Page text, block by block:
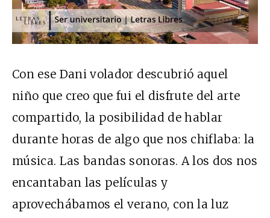
Con ese Dani volador descubrió aquel
niño que creo que fui el disfrute del arte
compartido, la posibilidad de hablar
durante horas de algo que nos chiflaba: la
música. Las bandas sonoras. A los dos nos
encantaban las películas y
aprovechábamos el verano, con la luz